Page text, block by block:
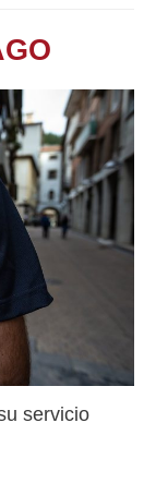
servicio